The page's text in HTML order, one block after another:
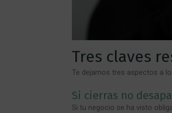
Tres claves
Te dejamos tres aspectos a
Si cierras no
Si tu negocio se ha visto